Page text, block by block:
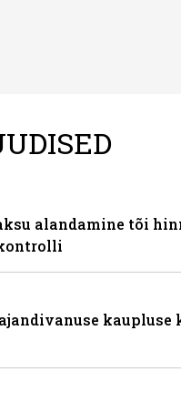
alandamine tõi
kaupluse